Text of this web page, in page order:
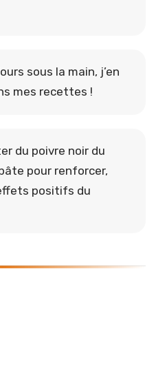
sous la main, j’en
mes recettes !
du poivre noir du
pour renforcer,
positifs du